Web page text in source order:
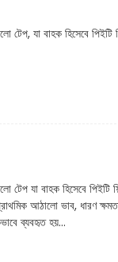
যা বাহক হিসেবে
যা বাহক হিসেবে পিইটি
আঠালো ভাব, ধারণ
ব্যবহৃত হয়...